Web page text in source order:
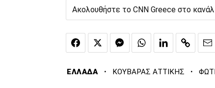
Ακολουθήστε το CNN Greece στο
ΕΛΛΑΔΑ · ΚΟΥΒΑΡΑΣ ΑΤΤΙΚΗΣ ·